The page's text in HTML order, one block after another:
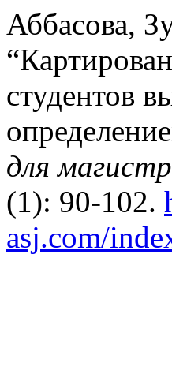
Аббасова,
студентов
для
(1): 90-102.
asj.com/